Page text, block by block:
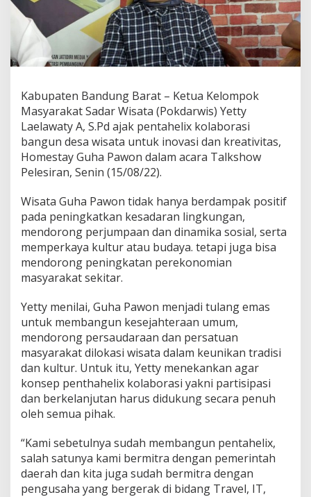
A
j
a
k
P
e
t
a
h
e
l
i
x
K
l
a
b
o
r
a
B
a
n
g
u
n
D
s
i
s
t
a
Kabupaten Bandung Barat – Ketua Kelompok
Masyarakat Sadar Wisata (Pokdarwis) Yetty
Laelawaty A, S.Pd ajak pentahelix kolaborasi
bangun desa wisata untuk inovasi dan kreativitas,
Homestay Guha Pawon dalam acara Talkshow
Pelesiran, Senin (15/08/22).
Wisata Guha Pawon tidak hanya berdampak positif
pada peningkatkan kesadaran lingkungan,
mendorong perjumpaan dan dinamika sosial, serta
memperkaya kultur atau budaya. tetapi juga bisa
mendorong peningkatan perekonomian
masyarakat sekitar.
Yetty menilai, Guha Pawon menjadi tulang emas
untuk membangun kesejahteraan umum,
mendorong persaudaraan dan persatuan
masyarakat dilokasi wisata dalam keunikan tradisi
dan kultur. Untuk itu, Yetty menekankan agar
konsep penthahelix kolaborasi yakni partisipasi
dan berkelanjutan harus didukung secara penuh
oleh semua pihak.
“Kami sebetulnya sudah membangun pentahelix,
salah satunya kami bermitra dengan pemerintah
daerah dan kita juga sudah bermitra dengan
pengusaha yang bergerak di bidang Travel, IT,